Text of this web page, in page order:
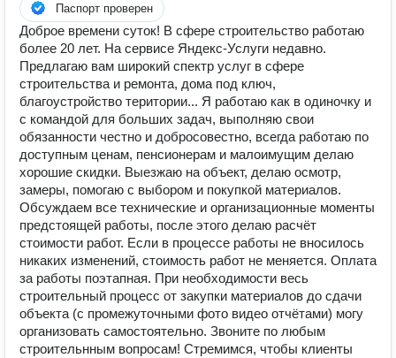
Паспорт проверен
Доброе времени суток! В сфере строительство работаю
более 20 лет. На сервисе Яндекс-Услуги недавно.
Предлагаю вам широкий спектр услуг в сфере
строительства и ремонта, дома под ключ,
благоустройство територии... Я работаю как в одиночку и
с командой для больших задач, выполняю свои
обязанности честно и добросовестно, всегда работаю по
доступным ценам, пенсионерам и малоимущим делаю
хорошие скидки. Выезжаю на объект, делаю осмотр,
замеры, помогаю с выбором и покупкой материалов.
Обсуждаем все технические и организационные моменты
предстоящей работы, после этого делаю расчёт
стоимости работ. Если в процессе работы не вносилось
никаких изменений, стоимость работ не меняется. Оплата
за работы поэтапная. При необходимости весь
строительный процесс от закупки материалов до сдачи
объекта (с промежуточными фото видео отчётами) могу
организовать самостоятельно. Звоните по любым
строительнным вопросам! Стремимся, чтобы клиенты